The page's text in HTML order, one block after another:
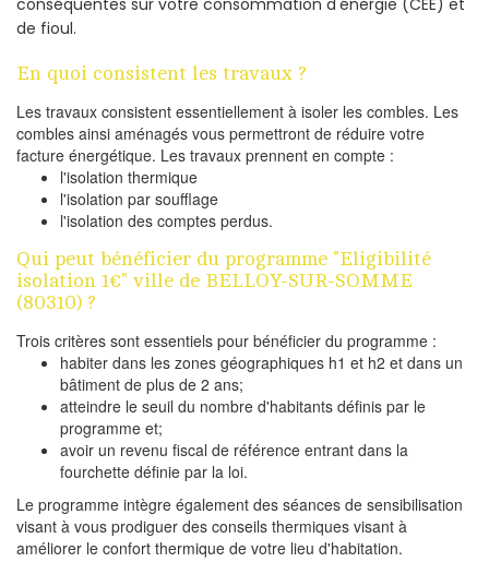
de fioul.
En quoi consistent les travaux ?
Les travaux consistent essentiellement à isoler les combles. Les
combles ainsi aménagés vous permettront de réduire votre
facture énergétique. Les travaux prennent en compte :
l'isolation thermique
l'isolation par soufflage
l'isolation des comptes perdus.
Qui peut bénéficier du programme "Eligibilité
isolation 1€" ville de BELLOY-SUR-SOMME
(80310) ?
Trois critères sont essentiels pour bénéficier du programme :
habiter dans les zones géographiques h1 et h2 et dans un
bâtiment de plus de 2 ans;
atteindre le seuil du nombre d'habitants définis par le
programme et;
avoir un revenu fiscal de référence entrant dans la
fourchette définie par la loi.
Le programme intègre également des séances de sensibilisation
visant à vous prodiguer des conseils thermiques visant à
améliorer le confort thermique de votre lieu d'habitation.